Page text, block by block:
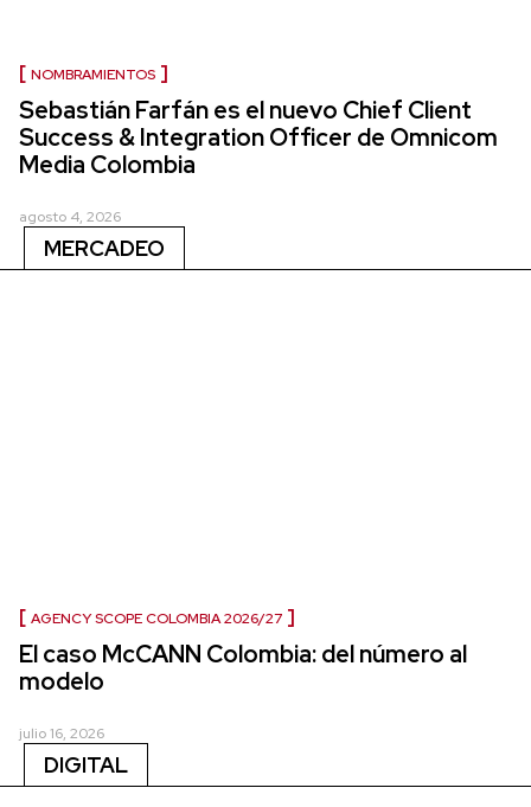
NOMBRAMIENTOS
Sebastián Farfán es el nuevo Chief Client
Success & Integration Officer de Omnicom
Media Colombia
agosto 4, 2026
MERCADEO
AGENCY SCOPE COLOMBIA 2026/27
El caso McCANN Colombia: del número al
modelo
julio 16, 2026
DIGITAL